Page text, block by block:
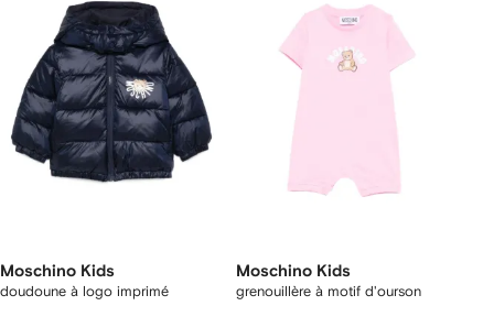
Moschino Kids
doudoune à logo imprimé
Moschino Kids
grenouillère à motif d'ourson